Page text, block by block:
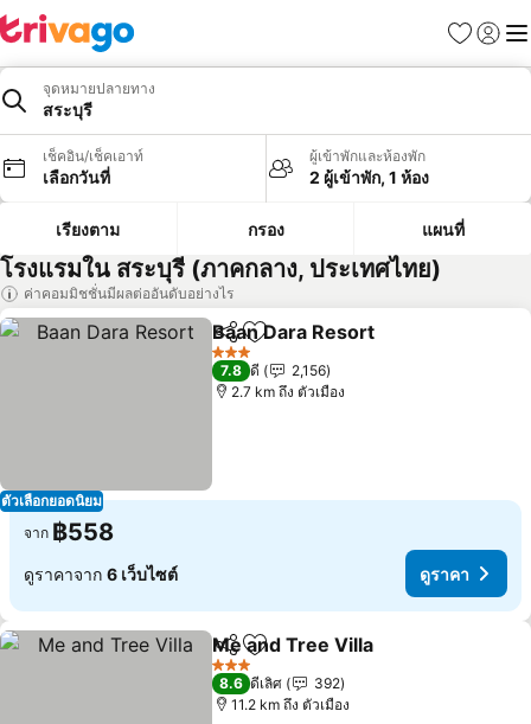
รายการโป
เข้าสู่ร
เมนู
จุดหมายปลายทาง
สระบุรี
เช็คอิน/เช็คเอาท์
เลือกวันที่
ผู้เข้าพักและห้องพัก
2 ผู้เข้าพัก, 1 ห้อง
เรียงตาม กรอง แผนที่
โรงแรมใน สระบุรี (ภาคกลาง, ประเทศไทย)
ค่าคอมมิชชั่นมีผลต่ออันดับอย่างไร
ตัวเลือกยอดนิยม
แชร์ เพิ่มในรายการโปรด
Baan Dara Resort
3 ดาว
7.8 ดี
2,156
2.7 km ถึง ตัวเมือง
จาก ฿558
ดูราคาจาก 6 เว็บไซต์ ดูราคา
แชร์ เพิ่มในรายการโปรด
Me and Tree Villa
3 ดาว
8.6 ดีเลิศ
392
11.2 km ถึง ตัวเมือง